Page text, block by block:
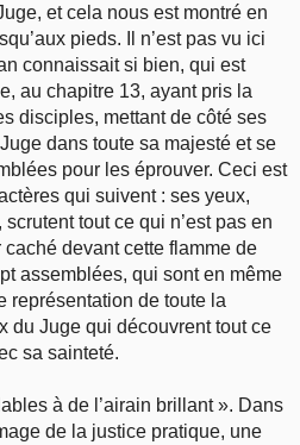
et cela nous est montré en
pieds. Il n’est pas vu ici
connaissait si bien, qui est
au chapitre 13, ayant pris la
disciples, mettant de côté ses
dans toute sa majesté et se
pour les éprouver. Ceci est
qui suivent : ses yeux,
tout ce qui n’est pas en
devant cette flamme de
assemblées, qui sont en même
représentation de toute la
du Juge qui découvrent tout ce
sa sainteté.
à de l’airain brillant ». Dans
de la justice pratique, une